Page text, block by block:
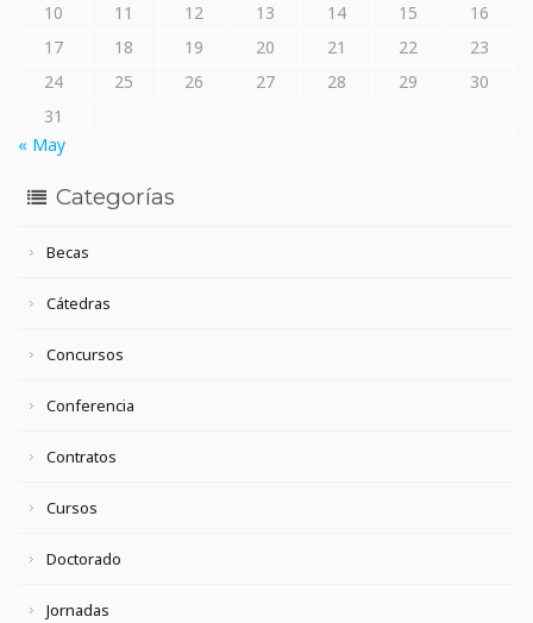
10
11 12 13 14 15
16
17
18 19 20 21 22
23
24
25 26 27 28 29
30
31
« May
Categorías
Becas
Cátedras
Concursos
Conferencia
Contratos
Cursos
Doctorado
Jornadas